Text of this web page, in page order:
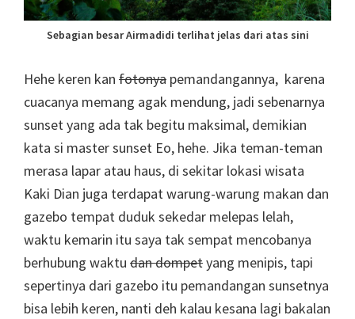
Sebagian besar Airmadidi terlihat jelas dari atas sini
Hehe keren kan fotonya pemandangannya, karena
cuacanya memang agak mendung, jadi sebenarnya
sunset yang ada tak begitu maksimal, demikian
kata si master sunset Eo, hehe. Jika teman-teman
merasa lapar atau haus, di sekitar lokasi wisata
Kaki Dian juga terdapat warung-warung makan dan
gazebo tempat duduk sekedar melepas lelah,
waktu kemarin itu saya tak sempat mencobanya
berhubung waktu dan dompetyang menipis, tapi
sepertinya dari gazebo itu pemandangan sunsetnya
bisa lebih keren, nanti deh kalau kesana lagi bakalan